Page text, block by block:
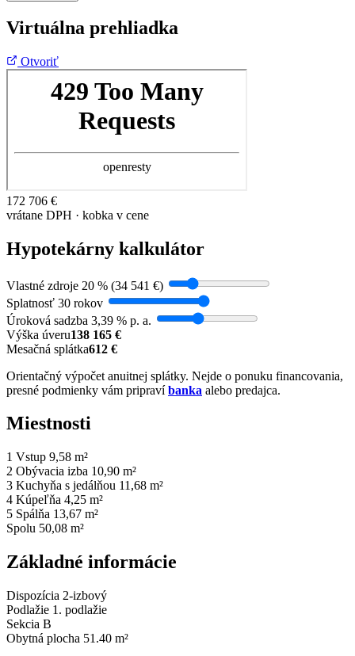
Virtuálna prehliadka
Otvoriť
172 706 €
vrátane DPH · kobka v cene
Hypotekárny kalkulátor
Vlastné zdroje 20 % (34 541 €)
Splatnosť 30 rokov
Úroková sadzba 3,39 % p. a.
Výška úveru138 165 €
Mesačná splátka612 €
Orientačný výpočet anuitnej splátky. Nejde o ponuku financovania,
presné podmienky vám pripravíbanka alebo predajca.
Miestnosti
1 Vstup 9,58 m²
2 Obývacia izba 10,90 m²
3 Kuchyňa s jedálňou 11,68 m²
4 Kúpeľňa 4,25 m²
5 Spálňa 13,67 m²
Spolu 50,08 m²
Základné informácie
Dispozícia 2-izbový
Podlažie 1. podlažie
Sekcia B
Obytná plocha 51.40 m²